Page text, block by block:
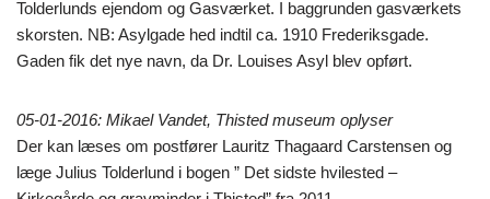
Tolderlunds ejendom og Gasværket. I baggrunden gasværkets
skorsten. NB: Asylgade hed indtil ca. 1910 Frederiksgade.
Gaden fik det nye navn, da Dr. Louises Asyl blev opført.
05-01-2016: Mikael Vandet, Thisted museum oplyser
Der kan læses om postfører Lauritz Thagaard Carstensen og
læge Julius Tolderlund i bogen ” Det sidste hvilested –